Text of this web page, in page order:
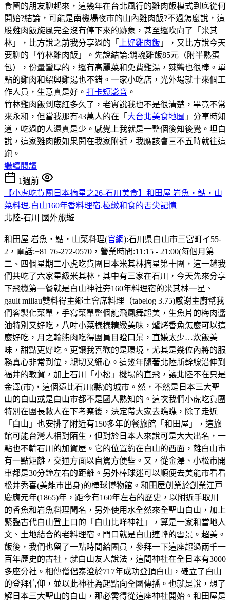
食圈的朋友聊起來，這幾年在台北風行的雞肉飯模式到底從何
開始?結論，可能是南機場夜市的山內雞肉飯?不過怎麼說，這
股雞肉飯旋風完全沒有停下來的跡象，甚至還吹向了「米其
林」，比方說之前我分享過的「
上好雞肉飯 」，又比方說今天
要聊的「竹林雞肉飯」。先說結論:銷魂雞飯85元（附半熟蛋
包），份量蠻厚的，還有高麗菜和免費雞湯，辣醬也很棒。單
點的雞肉和紹興雞湯也不錯。一家小吃店，光外場就十來個工
作人員，生意真是好。 打卡短影音 。
竹林雞肉飯到底紅多久了，老實說我也不是很清楚，畢竟不常
來永和，但當我那有43萬人的在「 大台北美食地圖 」分享時知
道，吃過的人還真是少。感覺上我就是一整個後知後覺。坦白
說，這家雞肉飯如果開在我家附近，我應該會三不五時就往這
跑。
繼續閱讀
1週前
【小虎吃貨團日本摘星之26-石川美食】和田屋 岩魚・鮎・山
菜料理.白山160年香料理宿.極緻和食的舌尖記憶
北陸-石川
國外旅遊
和田屋 岩魚・鮎・山菜料理(官網):石川県白山市三宮町イ55-
2，電話:+81 76-272-0570，營業時間:11:15 - 21:00(每個月第
二、四個星期二小虎吃貨團日本米其林摘星第十團，這一趟我
們共吃了六家星級米其林，其中有三家在石川，今天先來分享
下飛機第一餐就是白山神社旁160年料理宿的米其林一星、
gault millau雙料得主鄉土會席料理（tabelog 3.75)感謝主廚幫我
們客製化菜單，手寫菜單整個龍飛鳳舞超美，生魚片的梅肉醬
油特別又好吃，八吋小菜樣樣精緻美味，爐烤香魚怎麼可以這
麼好吃，月之輪熊肉吃得團員目瞪口呆，直嫌太少…炊飯美
味，甜點更好吃。更讓我喜歡的是環境，尤其是幾位內將的服
務真心非常到位，親切又細心。這幾年隨著北陸新幹線沿伸到
福井的敦賀，加上石川「小松」機場的直飛，讓北陸不在只是
金澤(市)，這個遠比石川(縣)的城市。然，不然是日本三大聖
山的白山或是白山市都不是國人熟知的。這次我們小虎吃貨團
特別在團長敝人在下考察後，決定帶大家去瞧瞧，除了走近
「白山」也安排了附近有150多年的餐旅館「和田屋」，這旅
館可能台灣人相對陌生，但對於日本人來說可是大大出名，一
點也不輸石川的加賀屋。它的位置約在白山的西面，離白山市
有一點矩離，交通方面以自駕方便些。又，從金澤、小松市開
車都是30分鐘左右的距離。另外棒球迷可以順便去美能市看看
松井秀喜(美能市出身)的棒球博物館。和田屋創業於創業江戸
慶應元年(1865)年，距今有160年左右的歷史，以附近手取川
的香魚和岩魚料理聞名，另外使用水全然來全聖山白山，加上
緊臨古代白山登上口的「白山比咩神社」，算是一家和當地人
文、土地結合的老料理宿。門口就是白山連峰的雪景。超美。
飯後，我們也留了一點時間給團員，參拜一下這座超過兩千一
百年歷史的古社，就白山友人說法，這間神社在全日本有3000
多座分社。相傳僧侶泰澄於717年成功登頂白山，確立了白山
的登拜信仰，並以此神社為起點向全國傳播。也就是說，想了
解日本三大聖山的白山，那必需得從這座神社開始。和田屋是